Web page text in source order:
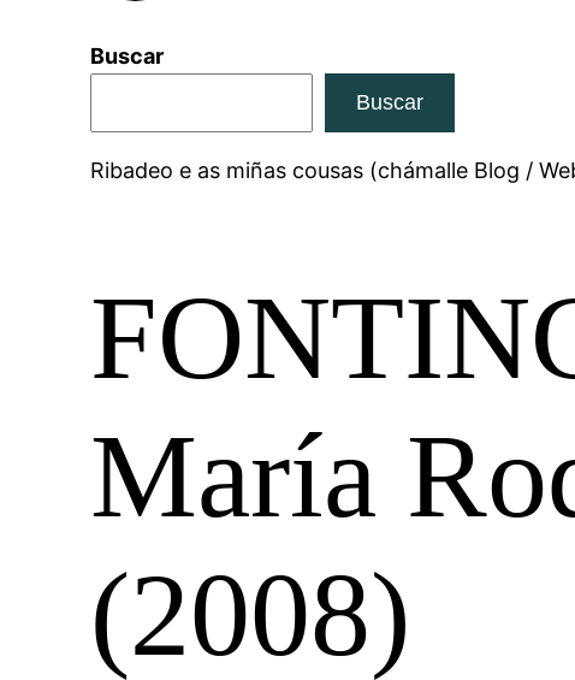
Buscar
Buscar
Ribadeo e as miñas cousas (chámalle Blog /
María
(2008)